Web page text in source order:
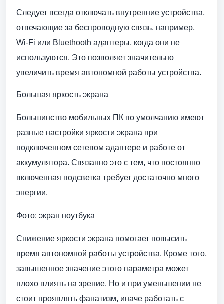
Следует всегда отключать внутренние устройства,
отвечающие за беспроводную связь, например,
Wi-Fi или Bluethooth адаптеры, когда они не
используются. Это позволяет значительно
увеличить время автономной работы устройства.
Большая яркость экрана
Большинство мобильных ПК по умолчанию имеют
разные настройки яркости экрана при
подключенном сетевом адаптере и работе от
аккумулятора. Связанно это с тем, что постоянно
включенная подсветка требует достаточно много
энергии.
Фото: экран ноутбука
Снижение яркости экрана помогает повысить
время автономной работы устройства. Кроме того,
завышенное значение этого параметра может
плохо влиять на зрение. Но и при уменьшении не
стоит проявлять фанатизм, иначе работать с